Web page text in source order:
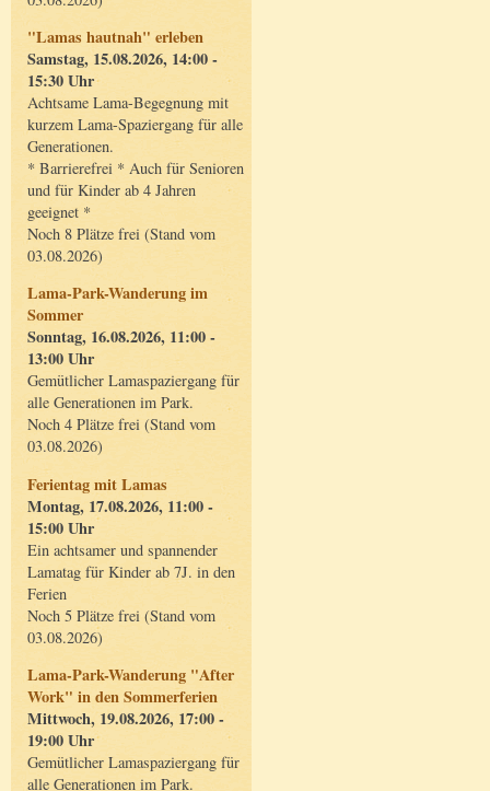
"Lamas hautnah" erleben
Samstag, 15.08.2026, 14:00 -
15:30 Uhr
Achtsame Lama-Begegnung mit
kurzem Lama-Spaziergang für alle
Generationen.
* Barrierefrei * Auch für Senioren
und für Kinder ab 4 Jahren
geeignet *
Noch 8 Plätze frei (Stand vom
03.08.2026)
Lama-Park-Wanderung im
Sommer
Sonntag, 16.08.2026, 11:00 -
13:00 Uhr
Gemütlicher Lamaspaziergang für
alle Generationen im Park.
Noch 4 Plätze frei (Stand vom
03.08.2026)
Ferientag mit Lamas
Montag, 17.08.2026, 11:00 -
15:00 Uhr
Ein achtsamer und spannender
Lamatag für Kinder ab 7J. in den
Ferien
Noch 5 Plätze frei (Stand vom
03.08.2026)
Lama-Park-Wanderung "After
Work" in den Sommerferien
Mittwoch, 19.08.2026, 17:00 -
19:00 Uhr
Gemütlicher Lamaspaziergang für
alle Generationen im Park.